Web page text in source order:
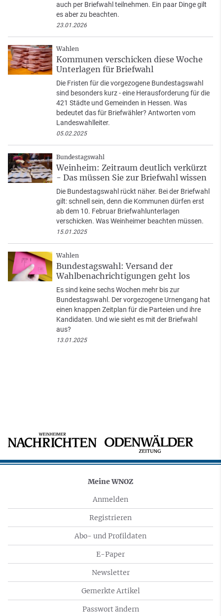
auch per Briefwahl teilnehmen. Ein paar Dinge gilt
es aber zu beachten.
23.01.2026
Wahlen
Kommunen verschicken diese Woche
Unterlagen für Briefwahl
Die Fristen für die vorgezogene Bundestagswahl
sind besonders kurz - eine Herausforderung für die
421 Städte und Gemeinden in Hessen. Was
bedeutet das für Briefwähler? Antworten vom
Landeswahlleiter.
05.02.2025
Bundestagswahl
Weinheim: Zeitraum deutlich verkürzt
- Das müssen Sie zur Briefwahl wissen
Die Bundestagswahl rückt näher. Bei der Briefwahl
gilt: schnell sein, denn die Kommunen dürfen erst
ab dem 10. Februar Briefwahlunterlagen
verschicken. Was Weinheimer beachten müssen.
15.01.2025
Wahlen
Bundestagswahl: Versand der
Wahlbenachrichtigungen geht los
Es sind keine sechs Wochen mehr bis zur
Bundestagswahl. Der vorgezogene Urnengang hat
einen knappen Zeitplan für die Parteien und ihre
Kandidaten. Und wie sieht es mit der Briefwahl
aus?
13.01.2025
Meine WNOZ
Anmelden
Registrieren
Abo- und Profildaten
E-Paper
Newsletter
Gemerkte Artikel
Passwort ändern